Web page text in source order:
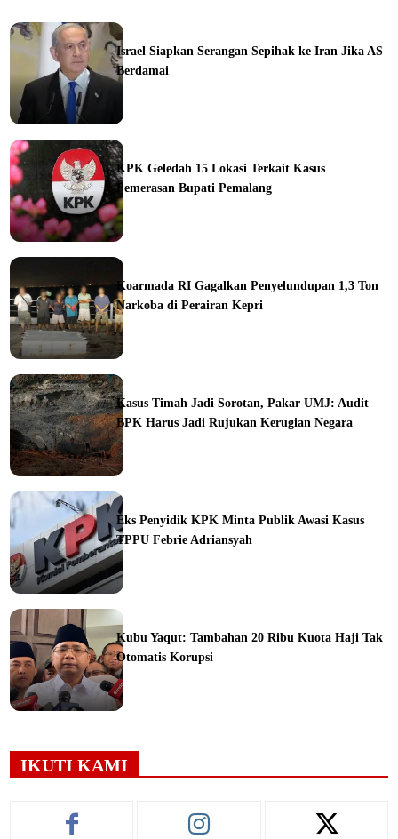
Israel Siapkan Serangan Sepihak ke Iran Jika AS
Berdamai
KPK Geledah 15 Lokasi Terkait Kasus
Pemerasan Bupati Pemalang
Koarmada RI Gagalkan Penyelundupan 1,3 Ton
Narkoba di Perairan Kepri
Kasus Timah Jadi Sorotan, Pakar UMJ: Audit
BPK Harus Jadi Rujukan Kerugian Negara
Eks Penyidik KPK Minta Publik Awasi Kasus
TPPU Febrie Adriansyah
Kubu Yaqut: Tambahan 20 Ribu Kuota Haji Tak
Otomatis Korupsi
IKUTI KAMI